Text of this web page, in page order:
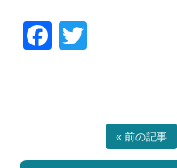
Facebook
« 前の記事